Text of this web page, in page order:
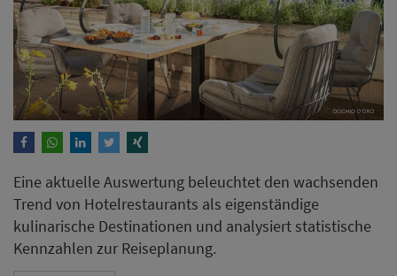
Eine aktuelle Auswertung beleuchtet den wachsenden
Trend von Hotelrestaurants als eigenständige
kulinarische Destinationen und analysiert statistische
Kennzahlen zur Reiseplanung.